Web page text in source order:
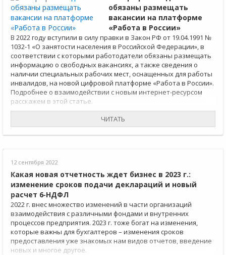
обязаны размещать
вакансии на платформе
«Работа в России»
В 2022 году вступили в силу правки в Закон РФ от 19.04.1991 №
1032-1 «О занятости населения в Российской Федерации», в
соответствии с которыми работодатели обязаны размещать
информацию о свободных вакансиях, а также сведения о
наличии специальных рабочих мест, оснащенных для работы
инвалидов, на новой цифровой платформе «Работа в России».
Подробнее о взаимодействии с новым интернет-ресурсом
расскажем в этой статье.
ЧИТАТЬ
12 сентября 2022
Какая новая отчетность ждет бизнес в 2023 г.:
изменение сроков подачи деклараций и новый
расчет 6‑НДФЛ
2022 г. внес множество изменений в части организаций
взаимодействия с различными фондами и внутренних
процессов предприятия. 2023 г. тоже богат на изменения,
которые важны для бухгалтеров – изменения сроков
предоставления уже знакомых нам видов отчетов, введение
новых и многое другое.